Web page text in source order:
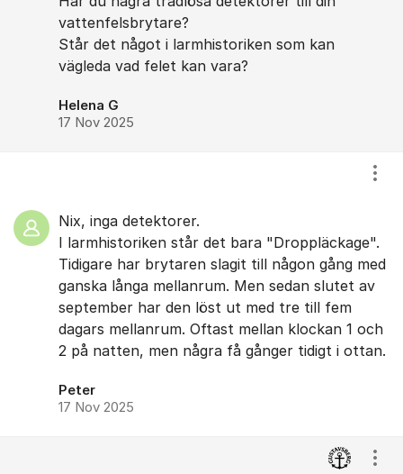
vattenfelsbrytare?
Står det något i larmhistoriken som kan
vägleda vad felet kan vara?
Helena G
17 Nov 2025
Nix, inga detektorer.
I larmhistoriken står det bara "Droppläckage".
Tidigare har brytaren slagit till någon gång med
ganska långa mellanrum. Men sedan slutet av
september har den löst ut med tre till fem
dagars mellanrum. Oftast mellan klockan 1 och
2 på natten, men några få gånger tidigt i ottan.
Peter
17 Nov 2025